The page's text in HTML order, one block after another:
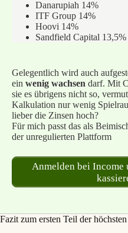
Danarupiah 14%
ITF Group 14%
Hoovi 14%
Sandfield Capital 13,5%
Gelegentlich wird auch
ein wenig wachsen darf. Mit
sie es übrigens nicht so,
Kalkulation nur wenig
lieber die Zinsen hoch?
Für mich passt das als
der unregulierten Plattform
Anmelden bei Income
Fazit zum ersten Teil der